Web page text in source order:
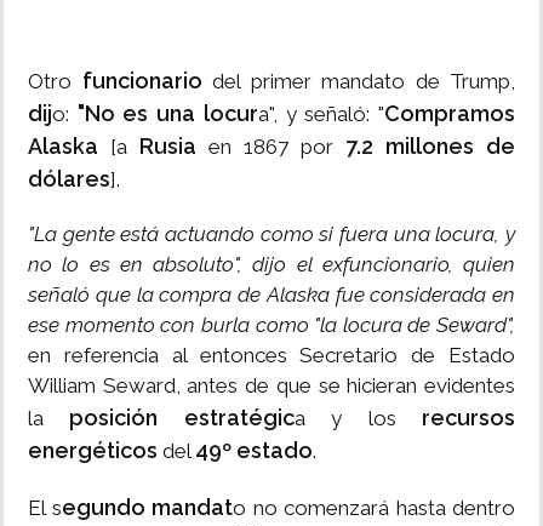
Otro funcionario del primer mandato de Trump,
dijo: "No es una locura", y señaló: "Compramos
Alaska [a Rusia en 1867 por 7.2 millones de
dólares].
"La gente está actuando como si fuera una locura, y
no lo es en absoluto", dijo el exfuncionario, quien
señaló que la compra de Alaska fue considerada en
ese momento con burla como "la locura de Seward",
en referencia al entonces Secretario de Estado
William Seward, antes de que se hicieran evidentes
la posición estratégica y los recursos
energéticos del 49º estado.
El segundo mandato no comenzará hasta dentro